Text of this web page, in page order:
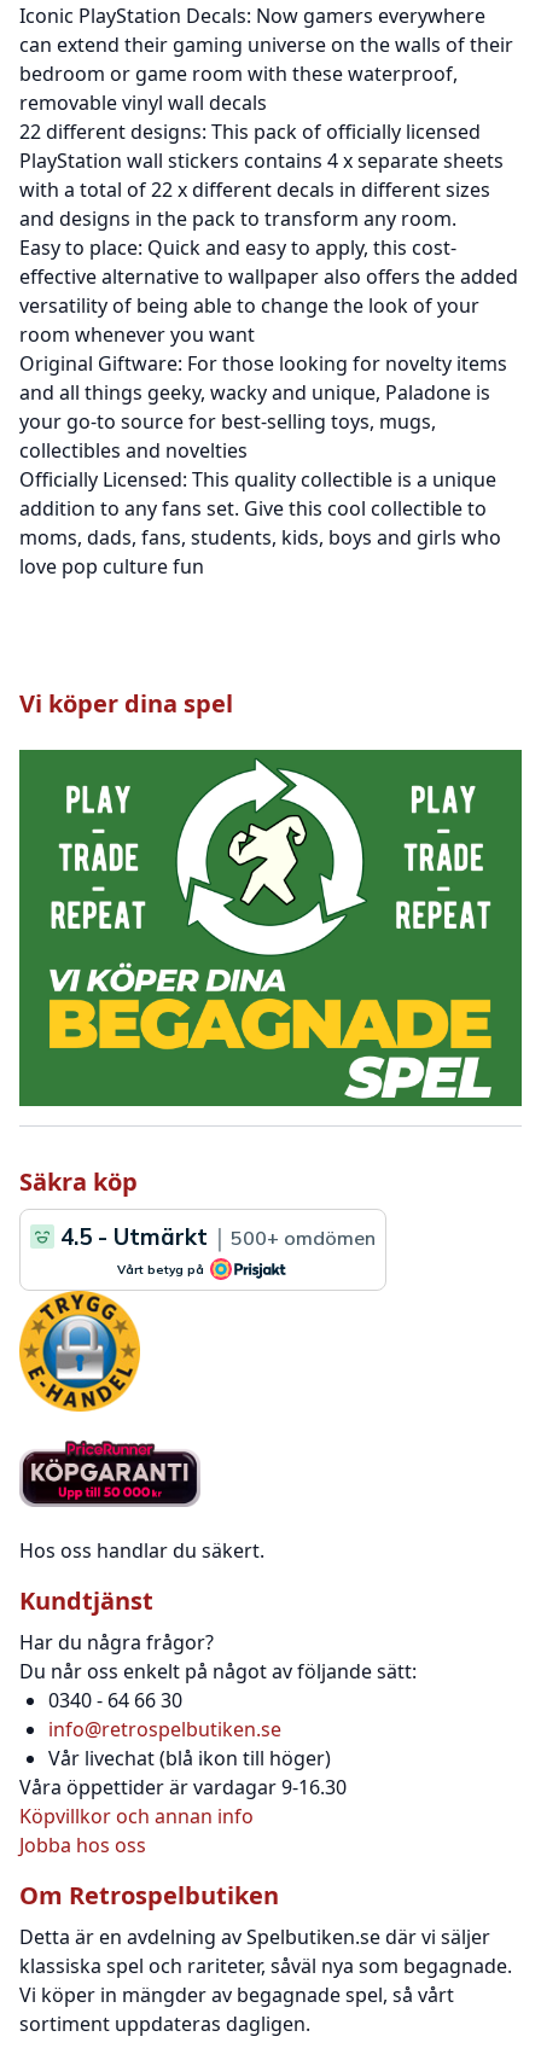
Iconic PlayStation Decals: Now gamers everywhere
can extend their gaming universe on the walls of their
bedroom or game room with these waterproof,
removable vinyl wall decals
22 different designs: This pack of officially licensed
PlayStation wall stickers contains 4 x separate sheets
with a total of 22 x different decals in different sizes
and designs in the pack to transform any room.
Easy to place: Quick and easy to apply, this cost-
effective alternative to wallpaper also offers the added
versatility of being able to change the look of your
room whenever you want
Original Giftware: For those looking for novelty items
and all things geeky, wacky and unique, Paladone is
your go-to source for best-selling toys, mugs,
collectibles and novelties
Officially Licensed: This quality collectible is a unique
addition to any fans set. Give this cool collectible to
moms, dads, fans, students, kids, boys and girls who
love pop culture fun
Vi köper dina spel
Säkra köp
Hos oss handlar du säkert.
Kundtjänst
Har du några frågor?
Du når oss enkelt på något av följande sätt:
0340 - 64 66 30
info@retrospelbutiken.se
Vår livechat (blå ikon till höger)
Våra öppettider är vardagar 9-16.30
Köpvillkor och annan info
Jobba hos oss
Om Retrospelbutiken
Detta är en avdelning av Spelbutiken.se där vi säljer
klassiska spel och rariteter, såväl nya som begagnade.
Vi köper in mängder av begagnade spel, så vårt
sortiment uppdateras dagligen.